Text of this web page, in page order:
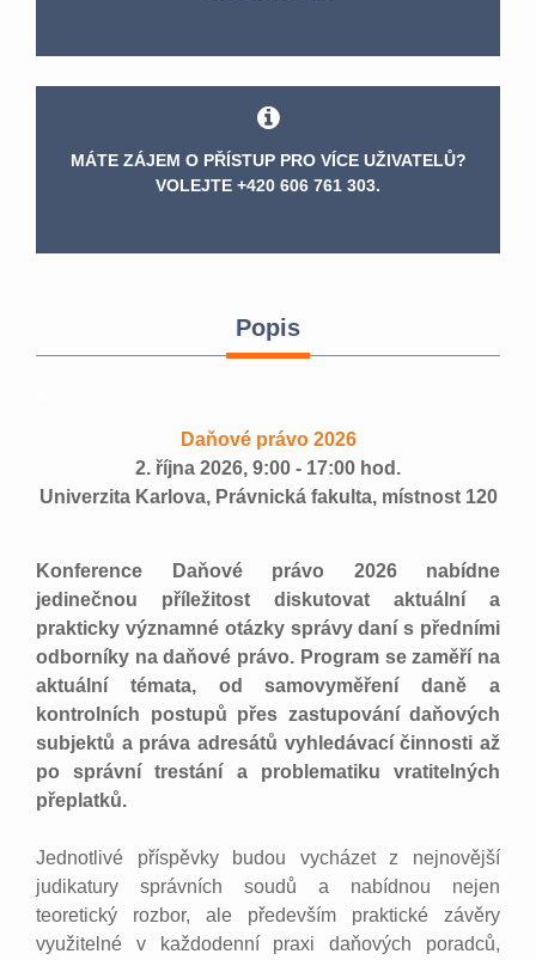
MÁTE ZÁJEM O PŘÍSTUP PRO VÍCE UŽIVATELŮ?
VOLEJTE +420 606 761 303.
Popis
Daňové právo 2026
2. října 2026, 9:00 - 17:00 hod.
Univerzita Karlova, Právnická fakulta, místnost 120
Konference Daňové právo 2026 nabídne
jedinečnou příležitost diskutovat aktuální a
prakticky významné otázky správy daní s předními
odborníky na daňové právo. Program se zaměří na
aktuální témata, od samovyměření daně a
kontrolních postupů přes zastupování daňových
subjektů a práva adresátů vyhledávací činnosti až
po správní trestání a problematiku vratitelných
přeplatků.
Jednotlivé příspěvky budou vycházet z nejnovější
judikatury správních soudů a nabídnou nejen
teoretický rozbor, ale především praktické závěry
využitelné v každodenní praxi daňových poradců,